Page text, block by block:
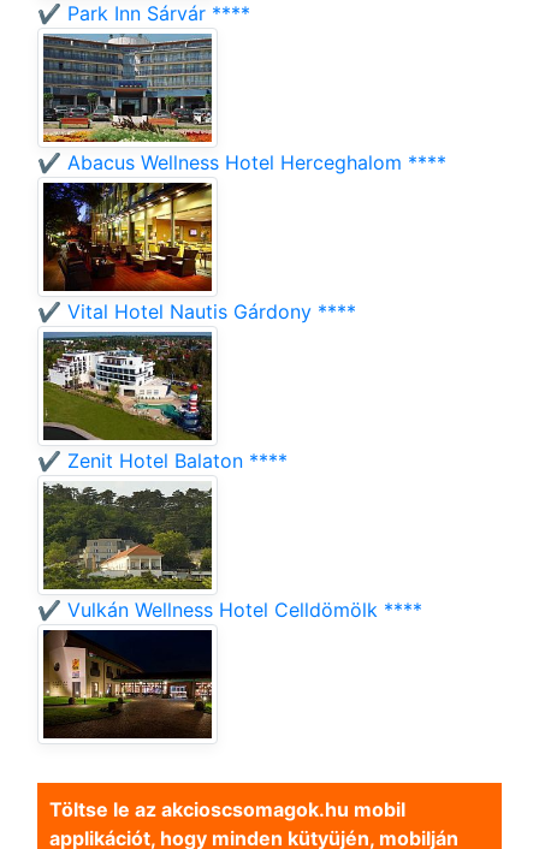
✔️ Park Inn Sárvár ****
✔️ Abacus Wellness Hotel Herceghalom ****
✔️ Vital Hotel Nautis Gárdony ****
✔️ Zenit Hotel Balaton ****
✔️ Vulkán Wellness Hotel Celldömölk ****
Töltse le az akcioscsomagok.hu mobil
applikációt, hogy minden kütyüjén, mobilján